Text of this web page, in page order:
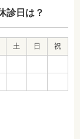
診日は？
土 日 祝